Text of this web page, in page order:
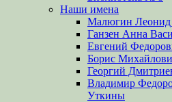
Наши имена
Малюгин
Ганзен Анна
Евгений
Борис
Георгий
Владимир
Уткины